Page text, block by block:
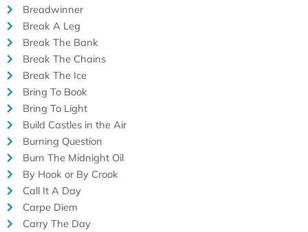
Breadwinner
Break A Leg
Break The Bank
Break The Chains
Break The Ice
Bring To Book
Bring To Light
Build Castles in the Air
Burning Question
Burn The Midnight Oil
By Hook or By Crook
Call It A Day
Carpe Diem
Carry The Day